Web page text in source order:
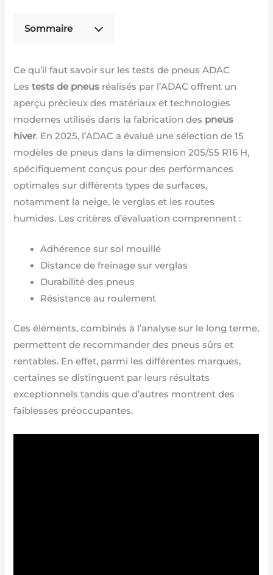
Sommaire
Ce qu’il faut savoir sur les tests de pneus ADAC
Lestests de pneus réalisés par l’ADAC offrent un
aperçu précieux des matériaux et technologies
modernes utilisés dans la fabrication des pneus
hiver. En 2025, l’ADAC a évalué une sélection de 15
modèles de pneus dans la dimension 205/55 R16 H,
spécifiquement conçus pour des performances
optimales sur différents types de surfaces,
notamment la neige, le verglas et les routes
humides. Les critères d’évaluation comprennent :
Adhérence sur sol mouillé
Distance de freinage sur verglas
Durabilité des pneus
Résistance au roulement
Ces éléments, combinés à l’analyse sur le long terme,
permettent de recommander des pneus sûrs et
rentables. En effet, parmi les différentes marques,
certaines se distinguent par leurs résultats
exceptionnels tandis que d’autres montrent des
faiblesses préoccupantes.